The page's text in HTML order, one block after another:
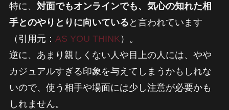
特に、 対面でもオンラインでも、気心の知れた相
手とのやりとりに向いている と言われています
（引用元： AS YOU THINK ）。
逆に、あまり親しくない人や目上の人には、やや
カジュアルすぎる印象を与えてしまうかもしれな
いので、使う相手や場面には少し注意が必要かも
しれません。